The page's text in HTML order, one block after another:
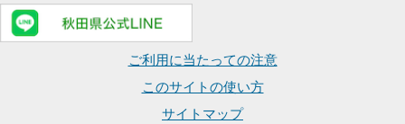
ご利用に当たっての注意
このサイトの使い方
サイトマップ